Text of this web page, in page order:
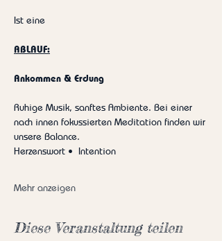
Ist eine
ABLAUF:
Ankommen & Erdung
Ruhige Musik, sanftes Ambiente. Bei einer
nach innen fokussierten Meditation finden wir
unsere Balance.
Herzenswort •  Intention
Mehr anzeigen
Diese Veranstaltung teilen